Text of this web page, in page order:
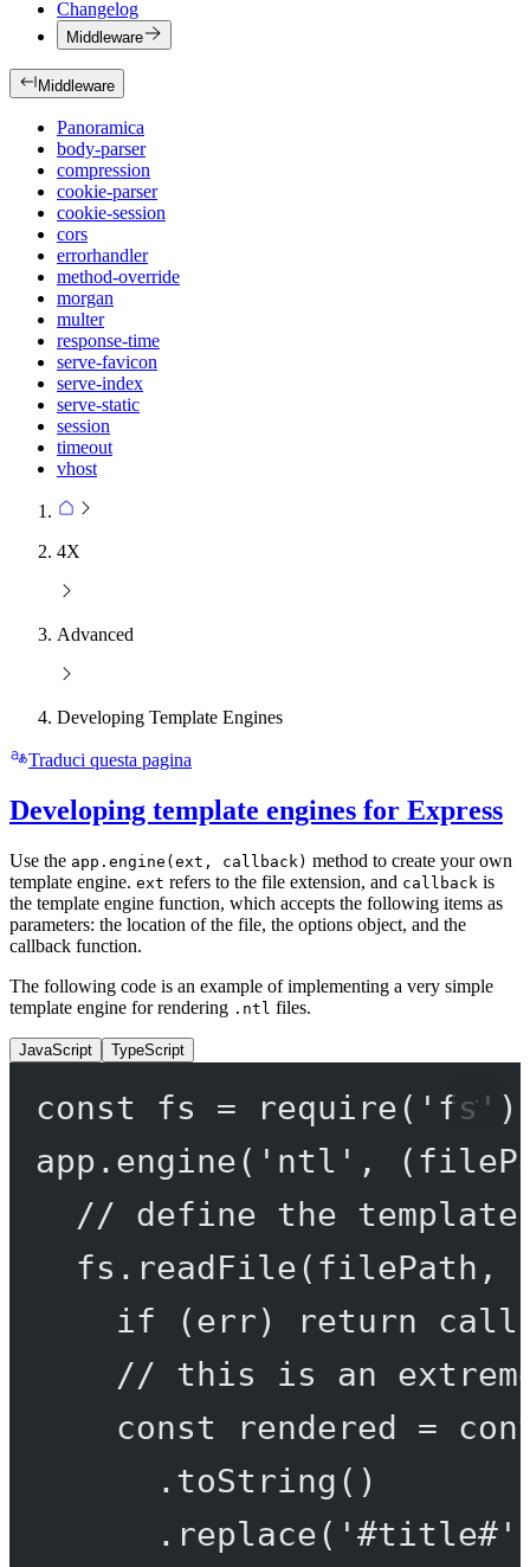
Changelog
Middleware
Middleware
Panoramica
body-parser
compression
cookie-parser
cookie-session
cors
errorhandler
method-override
morgan
multer
response-time
serve-favicon
serve-index
serve-static
session
timeout
vhost
4X
Advanced
Developing Template Engines
Traduci questa pagina
Developing template engines for Express
Use the app.engine(ext, callback) method to create your own
template engine. ext refers to the file extension, and callback is
the template engine function, which accepts the following items as
parameters: the location of the file, the options object, and the
callback function.
The following code is an example of implementing a very simple
template engine for rendering .ntl files.
JavaScript TypeScript
const fs = require( 'fs'
app. engine( 'ntl' , (
// define the template
fs. readFile(filePath,
if (err) return
// this is an
const
rendered =
. toString ()
. replace( '#title#'